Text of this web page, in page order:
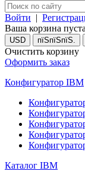
Войти |
Ваша корзина пуста
USD пїЅпїЅпїЅ.
Очистить корзину
Оформить заказ
Конфигуратор IBM
Каталог IBM